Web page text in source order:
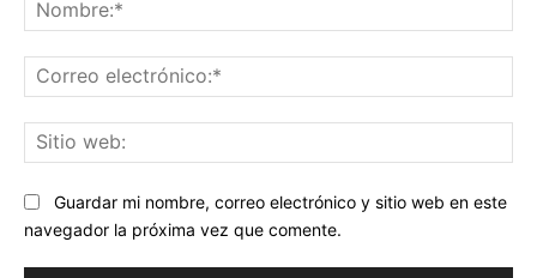
Guardar mi nombre, correo electrónico y sitio web en este
navegador la próxima vez que comente.